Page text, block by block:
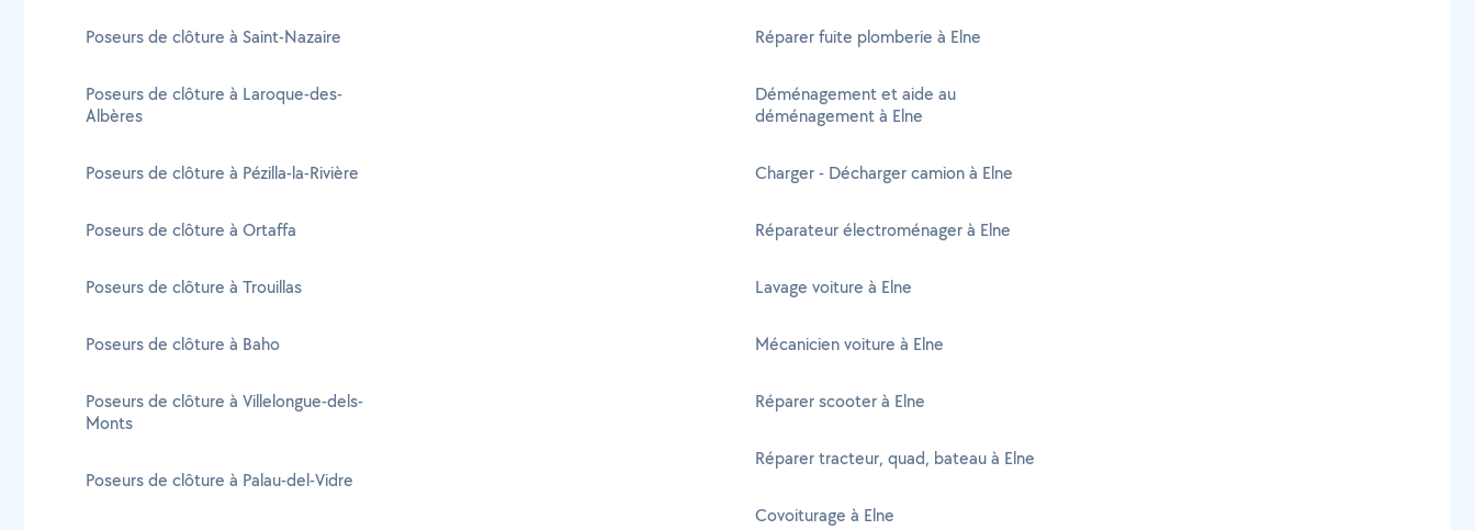
Poseurs de clôture à Saint-Nazaire
Poseurs de clôture à Laroque-des-
Albères
Poseurs de clôture à Pézilla-la-Rivière
Poseurs de clôture à Ortaffa
Poseurs de clôture à Trouillas
Poseurs de clôture à Baho
Poseurs de clôture à Villelongue-dels-
Monts
Poseurs de clôture à Palau-del-Vidre
Réparer fuite plomberie à Elne
Déménagement et aide au
déménagement à Elne
Charger - Décharger camion à Elne
Réparateur électroménager à Elne
Lavage voiture à Elne
Mécanicien voiture à Elne
Réparer scooter à Elne
Réparer tracteur, quad, bateau à Elne
Covoiturage à Elne